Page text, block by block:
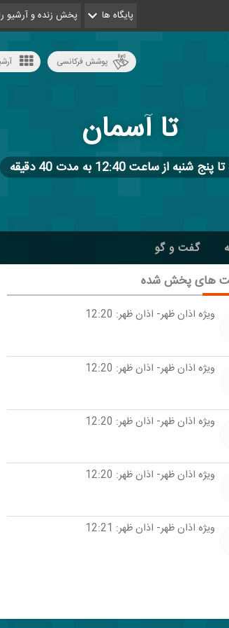
پایگاه ها پخش زنده و آرشیو
پوشش فرکانسی
تا آسمان
شنبه از ساعت 12:40 به مدت 40 دقیقه
گفت و گو
های پخش شده
ویژه اذان ظهر- اذان ظهر: 12:20
ویژه اذان ظهر- اذان ظهر: 12:20
ویژه اذان ظهر- اذان ظهر: 12:20
ویژه اذان ظهر- اذان ظهر: 12:20
ویژه اذان ظهر- اذان ظهر: 12:21